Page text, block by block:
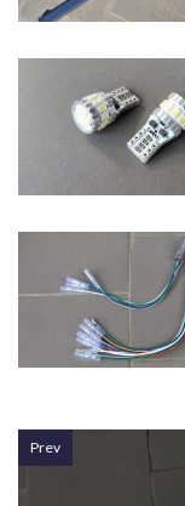
Prev